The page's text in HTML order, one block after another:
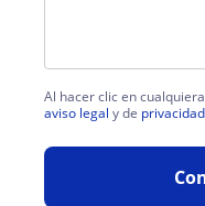
Al hacer clic en
aviso legal y de privacidad